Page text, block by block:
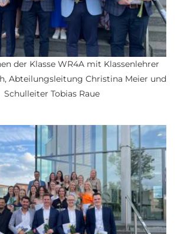
der Klasse WR4A mit Klassenlehrer
Abteilungsleitung Christina Meier und
Schulleiter Tobias Raue